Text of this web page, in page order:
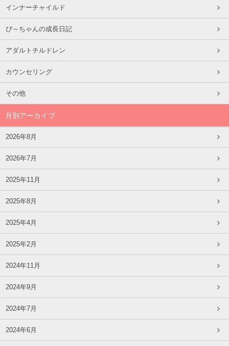
インナーチャイルド
ぴ～ちゃんの成長日記
アダルトチルドレン
カウンセリング
その他
月別アーカイブ
2026年8月
2026年7月
2025年11月
2025年8月
2025年4月
2025年2月
2024年11月
2024年9月
2024年7月
2024年6月